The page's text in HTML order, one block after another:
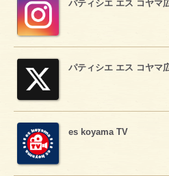
パティシエ エス コヤマ
パティシエ エス コヤ
es koyama TV